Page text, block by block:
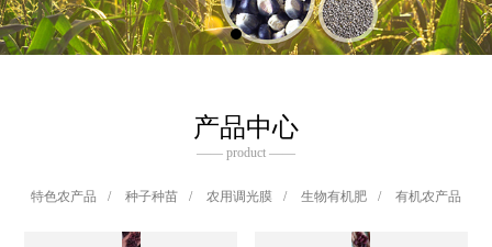
产品中心
—— product ——
特色农产品 / 种子种苗 / 农用调光膜 / 生物有机肥 / 有机农产品